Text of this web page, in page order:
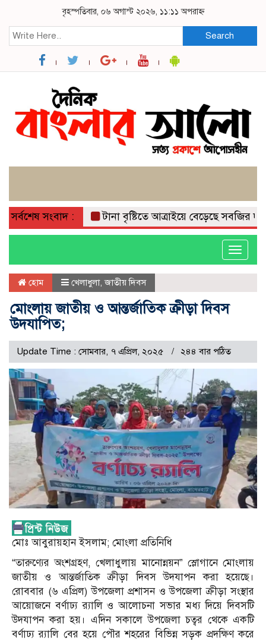
বৃহস্পতিবার, ০৬ অগাস্ট ২০২৬, ১১:১১ অপরাহ্ন
Search
সর্বশেষ সংবাদ : টানা বৃষ্টিতে আত্রাইয়ে বেড়েছে সবজির দাম,
Toggle
হোম খেলাধুলা,জাতীয় দিবস
মোংলায় জাতীয় ও আন্তর্জাতিক ক্রীড়া দিবস
উদযাপিত;
Update Time : সোমবার, ৭ এপ্রিল, ২০২৫ ২৪৪ বার পঠিত
মোঃ আবুরায়হান ইসলাম; মোংলা প্রতিনিধি
“তারুণ্যের অংশগ্রহণ, খেলাধুলায় মানোন্নয়ন” স্লোগানে মোংলায়
জাতীয় ও আন্তর্জাতিক ক্রীড়া দিবস উদযাপন করা হয়েছে।
রোববার (৬ এপ্রিল) উপজেলা প্রশাসন ও উপজেলা ক্রীড়া সংস্থার
আয়োজনে বর্ণাঢ্য র‌্যালি ও আলোচনা সভার মধ্য দিয়ে দিবসটি
উদযাপন করা হয়। এদিন সকালে উপজেলা চত্বর থেকে একটি
বর্ণাঢ্য র‌্যালি বের হয়ে পৌর শহরের বিভিন্ন সড়ক প্রদক্ষিণ করে